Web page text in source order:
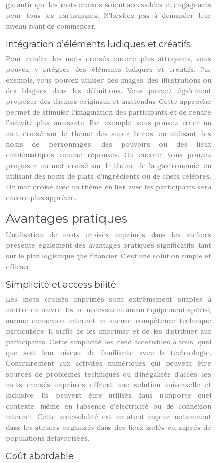
garantir que les mots croisés soient accessibles et engageants
pour tous les participants. N’hésitez pas à demander leur
niveau avant de commencer.
Intégration d’éléments ludiques et créatifs
Pour rendre les mots croisés encore plus attrayants, vous
pouvez y intégrer des éléments ludiques et créatifs. Par
exemple, vous pouvez utiliser des images, des illustrations ou
des blagues dans les définitions. Vous pouvez également
proposer des thèmes originaux et inattendus. Cette approche
permet de stimuler l’imagination des participants et de rendre
l’activité plus amusante. Par exemple, vous pouvez créer un
mot croisé sur le thème des super-héros, en utilisant des
noms de personnages, des pouvoirs ou des lieux
emblématiques comme réponses. Ou encore, vous pouvez
proposer un mot croisé sur le thème de la gastronomie, en
utilisant des noms de plats, d’ingrédients ou de chefs célèbres.
Un mot croisé avec un thème en lien avec les participants sera
encore plus apprécié.
Avantages pratiques
L’utilisation de mots croisés imprimés dans les ateliers
présente également des avantages pratiques significatifs, tant
sur le plan logistique que financier. C’est une solution simple et
efficace.
Simplicité et accessibilité
Les mots croisés imprimés sont extrêmement simples à
mettre en œuvre. Ils ne nécessitent aucun équipement spécial,
aucune connexion internet ni aucune compétence technique
particulière. Il suffit de les imprimer et de les distribuer aux
participants. Cette simplicité les rend accessibles à tous, quel
que soit leur niveau de familiarité avec la technologie.
Contrairement aux activités numériques qui peuvent être
sources de problèmes techniques ou d’inégalités d’accès, les
mots croisés imprimés offrent une solution universelle et
inclusive. Ils peuvent être utilisés dans n’importe quel
contexte, même en l’absence d’électricité ou de connexion
internet. Cette accessibilité est un atout majeur, notamment
dans les ateliers organisés dans des lieux isolés ou auprès de
populations défavorisées.
Coût abordable